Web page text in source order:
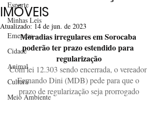
Esporte
Minhas Leis
Emendas
Cidade
Animal
Cultura
Meio Ambiente
IMÓVEIS
Atualizado:14 de jun. de 2023
Moradias irregulares em Sorocaba
poderão ter prazo estendido para
regularização
Com lei 12.303 sendo encerrada, o vereador
Fernando Dini (MDB) pede para que o
prazo de regularização seja prorrogado